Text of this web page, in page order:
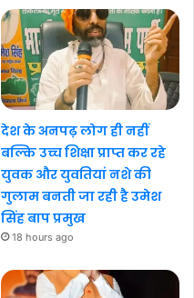
देश के अनपढ़ लोग ही नहीं
बल्कि उच्च शिक्षा प्राप्त कर रहे
युवक और युवतियां नशे की
गुलाम बनती जा रही है उमेश
सिंह बाप प्रमुख
18 hours ago